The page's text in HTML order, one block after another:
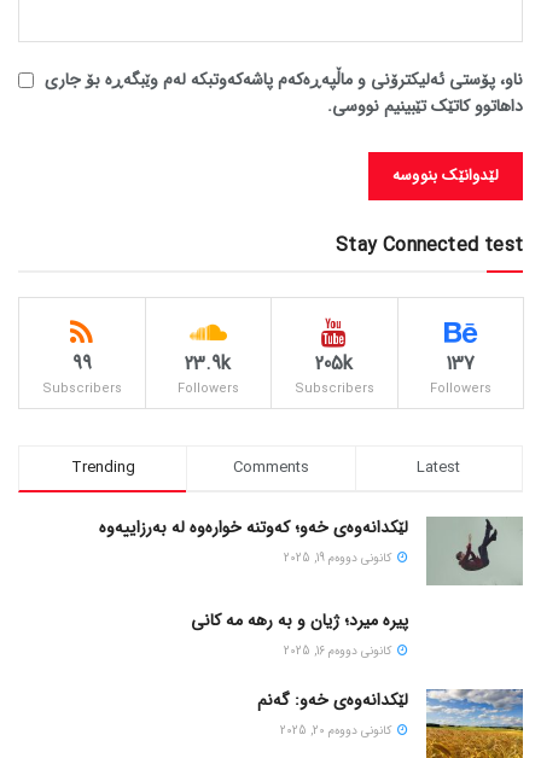
ناو، پۆستی ئەلیکترۆنی و ماڵپەڕەکەم پاشەکەوتبکە لەم وێبگەڕە بۆ جاری
داهاتوو کاتێک تێبینیم نووسی.
Stay Connected test
137
Followers
205k
Subscribers
23.9k
Followers
99
Subscribers
Trending Comments Latest
لێکدانەوەی خەو؛ کەوتنە خوارەوە لە بەرزاییەوە
كانونی دووه‌م 19, 2025
پیره میرد؛ ژیان و به رهه مه کانی
كانونی دووه‌م 16, 2025
لێکدانەوەی خەو: گەنم
كانونی دووه‌م 20, 2025